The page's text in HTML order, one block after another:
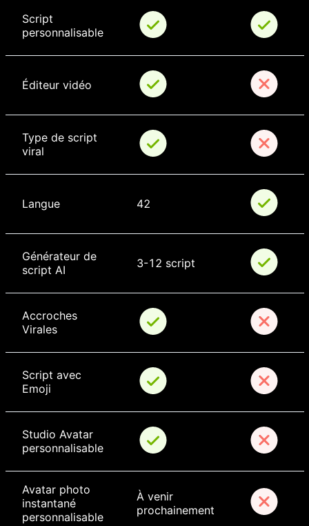
Script
personnalisable
Éditeur vidéo
Type de script
viral
Langue 42
Générateur de
script AI
3-12 script
Accroches
Virales
Script avec
Emoji
Studio Avatar
personnalisable
Avatar photo
instantané
personnalisable
À venir
prochainement